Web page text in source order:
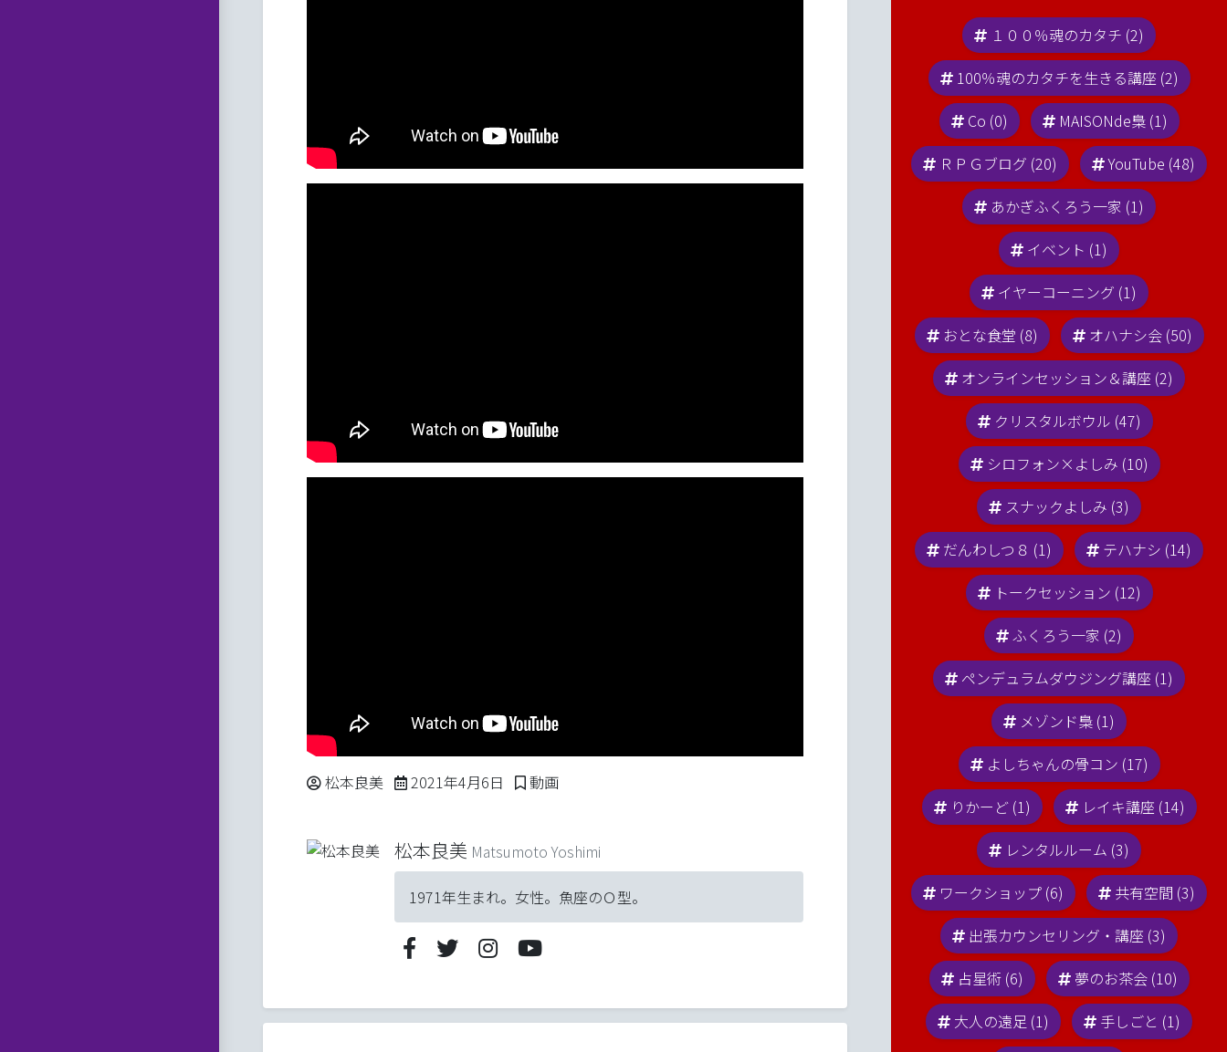
Posted by
松本良美 2021年4月6日 2021年4月6日
Posted in
動画
松本良美 Matsumoto Yoshimi
1971年生まれ。女性。魚座のＯ型。
１００％魂のカタチ (2)
100％魂のカタチを生きる講座 (2)
Co (0)
MAISONde梟 (1)
ＲＰＧブログ (20)
YouTube (48)
あかぎふくろう一家 (1)
イベント (1)
イヤーコーニング (1)
おとな食堂 (8)
オハナシ会 (50)
オンラインセッション＆講座 (2)
クリスタルボウル (47)
シロフォン×よしみ (10)
スナックよしみ (3)
だんわしつ８ (1)
テハナシ (14)
トークセッション (12)
ふくろう一家 (2)
ペンデュラムダウジング講座 (1)
メゾンド梟 (1)
よしちゃんの骨コン (17)
りかーど (1)
レイキ講座 (14)
レンタルルーム (3)
ワークショップ (6)
共有空間 (3)
出張カウンセリング・講座 (3)
占星術 (6)
夢のお茶会 (10)
大人の遠足 (1)
手しごと (1)